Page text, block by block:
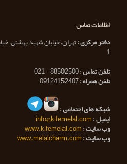
اطلاعات تماس
دفتر مرکزی :
1
تلفن تماس :
تلفن همراه :
شبکه های اجتماعی :
ایمیل :info@kifemelal.com
وب سایت :www.kifemelal.com
وب سایت :www.melalcharm.com